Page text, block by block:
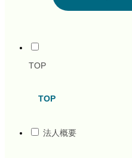
TOP
TOP
法人概要